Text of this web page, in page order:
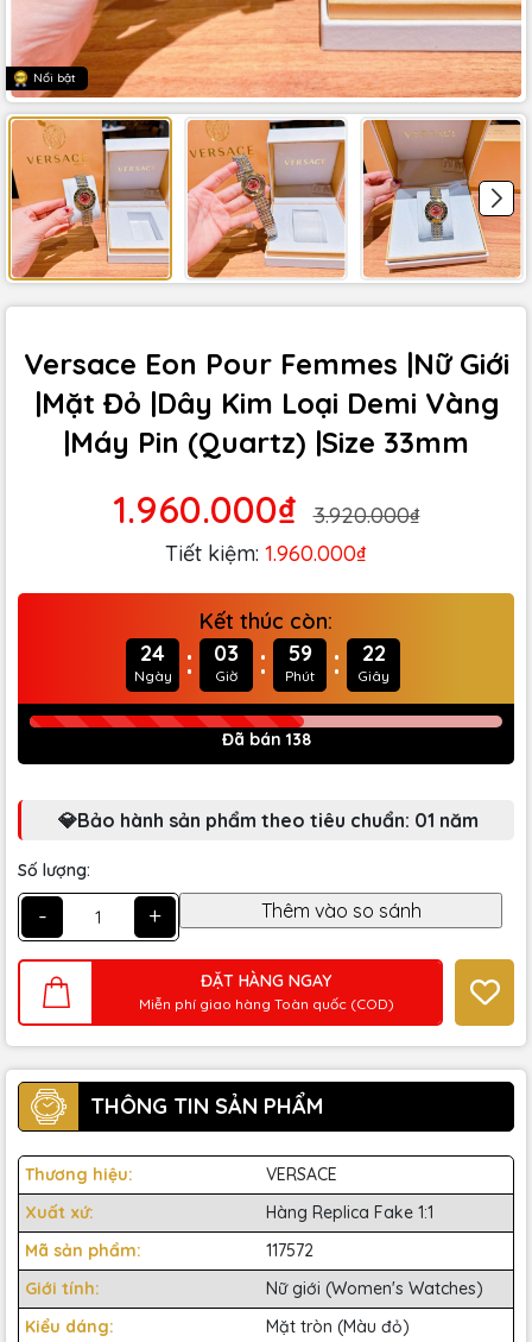
Nổi bật
Versace Eon Pour Femmes |Nữ Giới
|Mặt Đỏ |Dây Kim Loại Demi Vàng
|Máy Pin (Quartz) |Size 33mm
1.960.000₫
3.920.000₫
Tiết kiệm: 1.960.000₫
Kết thúc còn:
24
Ngày : 03
Giờ : 59
Phút : 21
Giây
Đã bán 138
💎Bảo hành sản phẩm theo tiêu chuẩn: 01 năm
Số lượng:
- +
ĐẶT HÀNG NGAY
Miễn phí giao hàng Toàn quốc (COD)
THÔNG TIN SẢN PHẨM
Thương hiệu:
VERSACE
Xuất xứ:
Hàng Replica Fake 1:1
Mã sản phẩm:
117572
Giới tính:
Nữ giới (Women's Watches)
Kiểu dáng:
Mặt tròn (Màu đỏ)